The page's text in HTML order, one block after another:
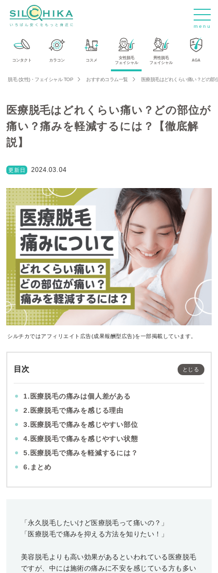
m e n u
コンタクト カラコン コスメ
女性脱毛
フェイシャル
男性脱毛
フェイシャル
AGA
脱毛 (女性)・フェイシャル TOP おすすめコラム一覧 医療脱毛はどれくらい痛い？どの部
医療脱毛はどれくらい痛い？どの部位が
痛い？痛みを軽減するには？【徹底解
説】
更新日 2024.03.04
シルチカではアフィリエイト広告(成果報酬型広告)を一部掲載しています。
目次
1.医療脱毛の痛みは個人差がある
2.医療脱毛で痛みを感じる理由
3.医療脱毛で痛みを感じやすい部位
4.医療脱毛で痛みを感じやすい状態
5.医療脱毛で痛みを軽減するには？
6.まとめ
「永久脱毛したいけど医療脱毛って痛いの？」
「医療脱毛で痛みを抑える方法を知りたい！」
美容脱毛よりも高い効果があるといわれている医療脱毛
ですが、中には施術の痛みに不安を感じている方も多い